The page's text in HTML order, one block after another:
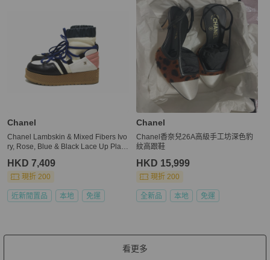
Chanel
Chanel Lambskin & Mixed Fibers Ivo
ry, Rose, Blue & Black Lace Up Platf
HKD 7,409
現折 200
近新閒置品 本地 免運
Chanel
Chanel香奈兒26A高級手工坊深色豹
紋高跟鞋
HKD 15,999
現折 200
全新品 本地 免運
看更多